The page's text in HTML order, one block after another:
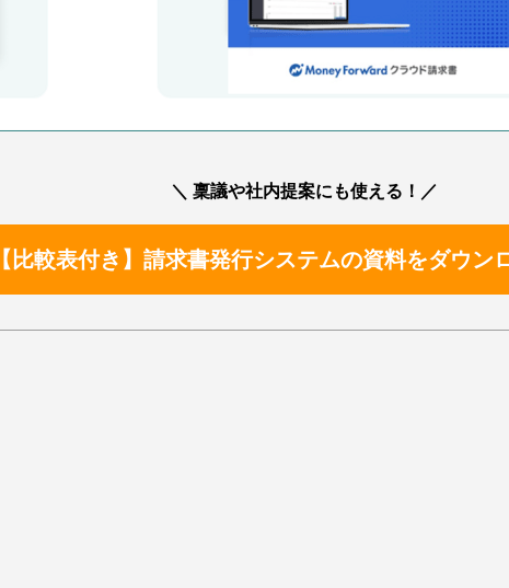
＼ 稟議や社内提案にも使える！／
【比較表付き】請求書発行システムの資料をダウン